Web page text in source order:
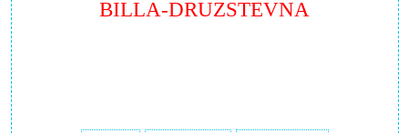
BILLA-DRUZSTEVNA